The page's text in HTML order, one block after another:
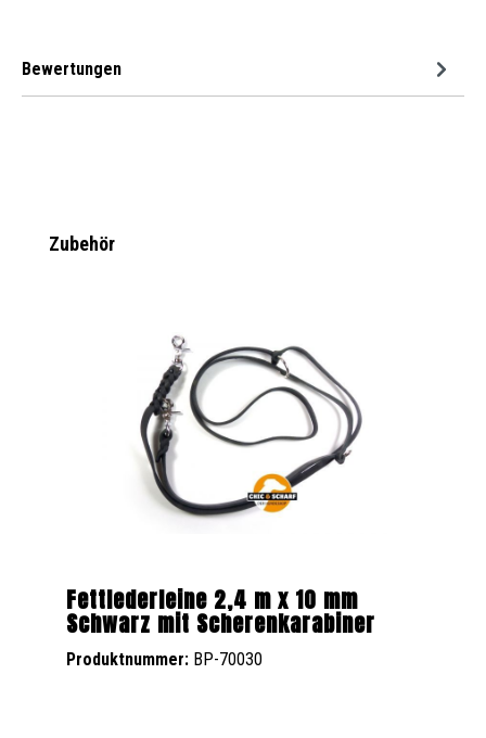
Bewertungen
Produktgalerie überspringen
Zubehör
Fettlederleine 2,4 m x 10 mm
Schwarz mit Scherenkarabiner
Produktnummer: BP-70030